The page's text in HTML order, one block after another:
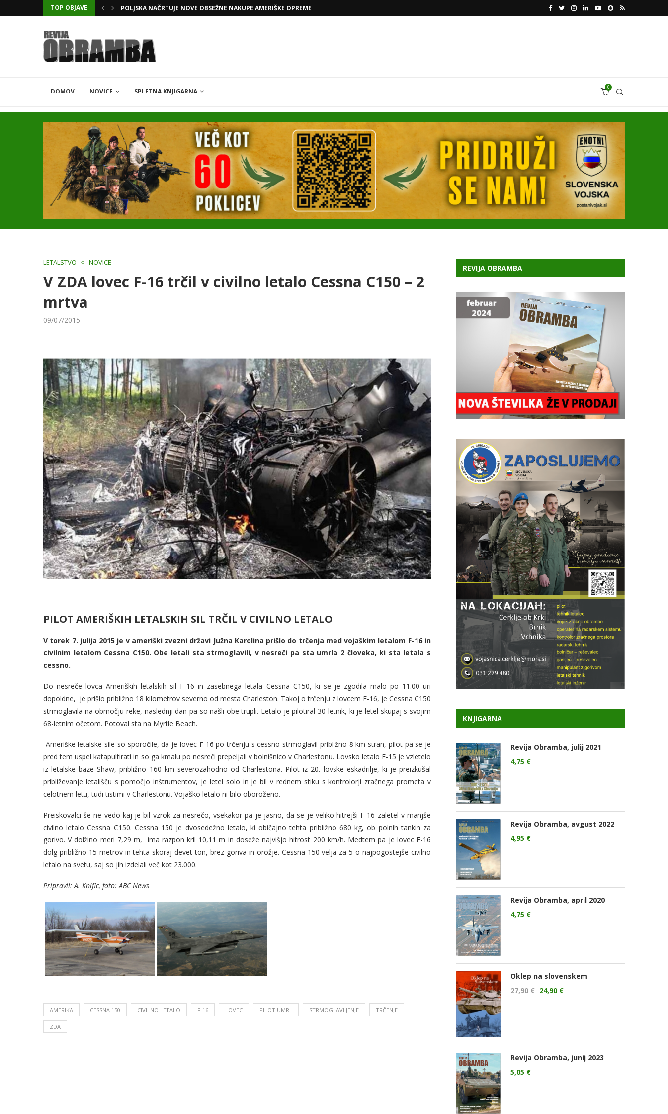
TOP OBJAVE KATARSKI DELNIČAR ZAPLETEL VOLKSWAGNOVE NAČRTE Z RAFAELOM VODJA UKROBORONPROMA HERMAN SMETANIN
DOMOV NOVICE SPLETNA KNJIGARNA
0
LETALSTVO NOVICE
V ZDA lovec F-16 trčil v civilno letalo Cessna C150 – 2
mrtva
09/07/2015
PILOT AMERIŠKIH LETALSKIH SIL TRČIL V CIVILNO LETALO
V torek 7. julija 2015 je v ameriški zvezni državi Južna Karolina prišlo do trčenja med vojaškim letalom F-16 in
civilnim letalom Cessna C150. Obe letali sta strmoglavili, v nesreči pa sta umrla 2 človeka, ki sta letala s
cessno.
Do nesreče lovca Ameriških letalskih sil F-16 in zasebnega letala Cessna C150, ki se je zgodila malo po 11.00 uri
dopoldne, je prišlo približno 18 kilometrov severno od mesta Charleston. Takoj o trčenju z lovcem F-16, je Cessna C150
strmoglavila na območju reke, naslednji dan pa so našli obe trupli. Letalo je pilotiral 30-letnik, ki je letel skupaj s svojim
68-letnim očetom. Potoval sta na Myrtle Beach.
Ameriške letalske sile so sporočile, da je lovec F-16 po trčenju s cessno strmoglavil približno 8 km stran, pilot pa se je
pred tem uspel katapultirati in so ga kmalu po nesreči prepeljali v bolnišnico v Charlestonu. Lovsko letalo F-15 je vzletelo
iz letalske baze Shaw, približno 160 km severozahodno od Charlestona. Pilot iz 20. lovske eskadrilje, ki je preizkušal
približevanje letališču s pomočjo inštrumentov, je letel solo in je bil v rednem stiku s kontrolorji zračnega prometa v
celotnem letu, tudi tistimi v Charlestonu. Vojaško letalo ni bilo oboroženo.
Preiskovalci še ne vedo kaj je bil vzrok za nesrečo, vsekakor pa je jasno, da se je veliko hitrejši F-16 zaletel v manjše
civilno letalo Cessna C150. Cessna 150 je dvosedežno letalo, ki običajno tehta približno 680 kg, ob polnih tankih za
gorivo. V dolžino meri 7,29 m, ima razpon kril 10,11 m in doseže najvišjo hitrost 200 km/h. Medtem pa je lovec F-16
dolg približno 15 metrov in tehta skoraj devet ton, brez goriva in orožje. Cessna 150 velja za 5-o najpogostejše civilno
letalo na svetu, saj so jih izdelali več kot 23.000.
Pripravil: A. Knific, foto: ABC News
AMERIKA CESSNA 150 CIVILNO LETALO F-16 LOVEC PILOT UMRL STRMOGLAVLJENJE TRČENJE
ZDA
REVIJA OBRAMBA
KNJIGARNA
Revija Obramba, julij 2021
4,75 €
Revija Obramba, avgust 2022
4,95 €
Revija Obramba, april 2020
4,75 €
Oklep na slovenskem
27,90€ 24,90 €
Revija Obramba, junij 2023
5,05 €